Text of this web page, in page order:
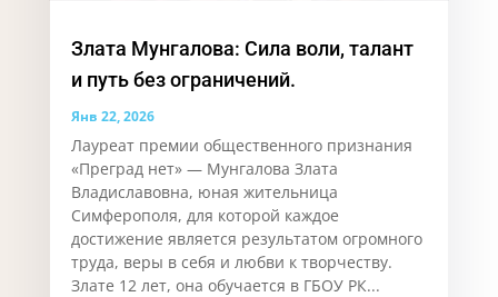
Злата Мунгалова: Сила воли, талант
и путь без ограничений.
Янв 22, 2026
Лауреат премии общественного признания
«Преград нет» — Мунгалова Злата
Владиславовна, юная жительница
Симферополя, для которой каждое
достижение является результатом огромного
труда, веры в себя и любви к творчеству.
Злате 12 лет, она обучается в ГБОУ РК...